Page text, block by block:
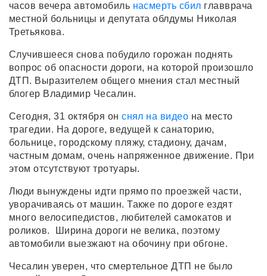
часов вечера автомобиль насмерть сбил главврача
местной больницы и депутата облдумы Николая
Третьякова.
Случившееся снова побудило горожан поднять
вопрос об опасности дороги, на которой произошло
ДТП. Выразителем общего мнения стал местный
блогер Владимир Чесалин.
Сегодня, 31 октября онснял на видео на место
трагедии. На дороге, ведущей к санаторию,
больнице, городскому пляжу, стадиону, дачам,
частным домам, очень напряженное движение. При
этом отсутствуют тротуары.
Люди вынуждены идти прямо по проезжей части,
уворачиваясь от машин. Также по дороге ездят
много велосипедистов, любителей самокатов и
роликов. Ширина дороги не велика, поэтому
автомобили выезжают на обочину при обгоне.
Чесалин уверен, что смертельное ДТП не было